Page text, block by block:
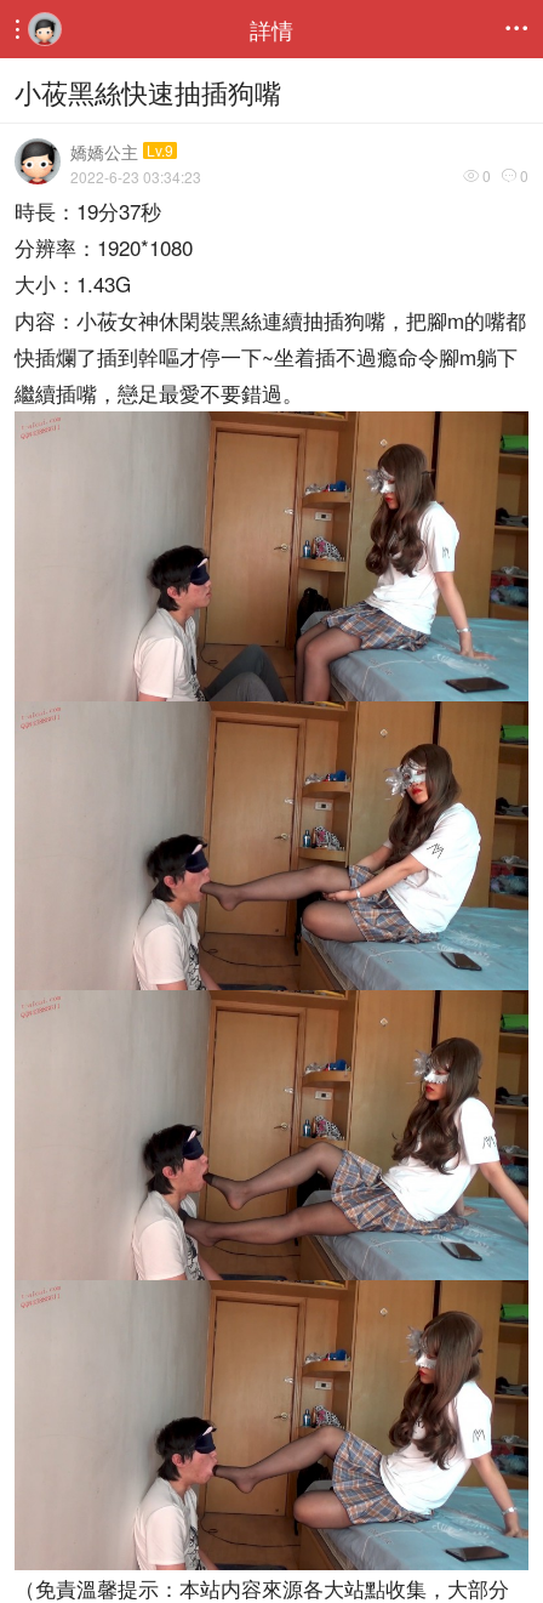
 詳情 
小莜黑絲快速抽插狗嘴
嬌嬌公主 Lv.9
 0  0
2022-6-23 03:34:23
時長：19分37秒
分辨率：1920*1080
大小：1.43G
内容：小莜女神休閑裝黑絲連續抽插狗嘴，把腳m的嘴都
快插爛了插到幹嘔才停一下~坐着插不過瘾命令腳m躺下
繼續插嘴，戀足最愛不要錯過。
（免責溫馨提示：本站内容來源各大站點收集，大部分